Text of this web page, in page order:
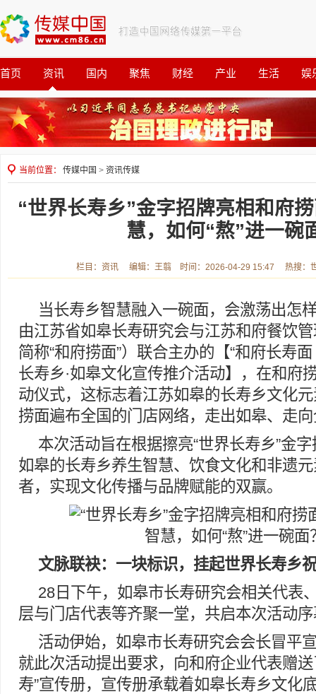
首页 资讯 国内 聚焦 财经 产业 生活 娱
观察 公益
当前位置： 传媒中国 > 资讯传媒
“世界长寿乡”金字招牌亮相和府
慧，如何“熬”进一碗
栏目：资讯 编辑：王翦 时间：2026-04-29 15:47 热搜：
当长寿乡智慧融入一碗面，会激荡出怎
由江苏省如皋长寿研究会与江苏和府餐饮
简称“和府捞面”）联合主办的【“和府长寿
长寿乡·如皋文化宣传推介活动】，在和府
动仪式，这标志着江苏如皋的长寿乡文化
捞面遍布全国的门店网络，走出如皋、走
本次活动旨在根据擦亮“世界长寿乡”金
如皋的长寿乡养生智慧、饮食文化和非遗
者，实现文化传播与品牌赋能的双赢。
文脉联袂：一块标识，挂起世界长寿乡
28日下午，如皋市长寿研究会相关代表
层与门店代表等齐聚一堂，共启本次活动
活动伊始，如皋市长寿研究会会长冒平
就此次活动提出要求，向和府企业代表赠
寿”宣传册，宣传册承载着如皋长寿乡文化